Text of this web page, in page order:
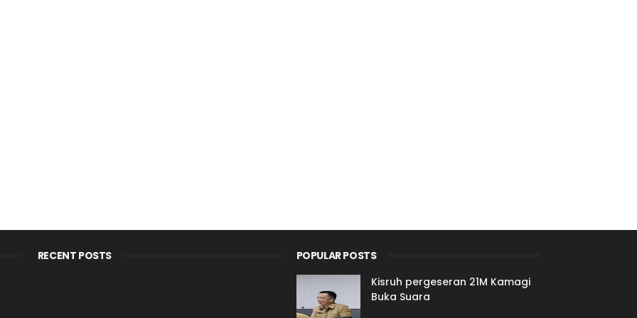
RECENT POSTS
POPULAR POSTS
Kisruh pergeseran 21M Kamagi
Buka Suara